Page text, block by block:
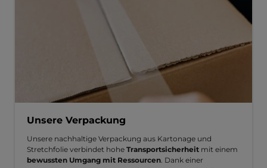
Unsere Verpackung
Unsere nachhaltige Verpackung aus Kartonage und
Stretchfolie verbindet hohe Transportsicherheit mit einem
bewussten Umgang mit Ressourcen . Dank einer